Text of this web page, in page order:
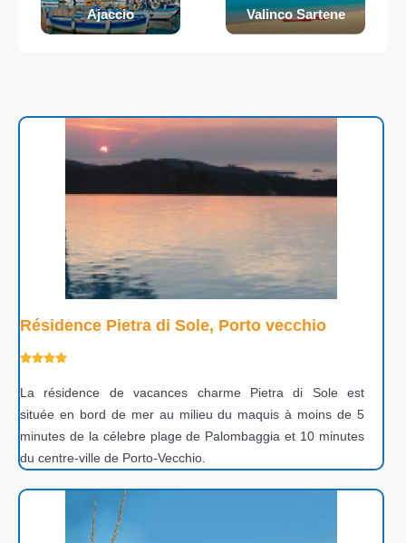
Ajaccio Valinco Sartene
Résidence Pietra di Sole, Porto vecchio
La résidence de vacances charme Pietra di Sole est
située en bord de mer au milieu du maquis à moins de 5
minutes de la célebre plage de Palombaggia et 10 minutes
du centre-ville de Porto-Vecchio.